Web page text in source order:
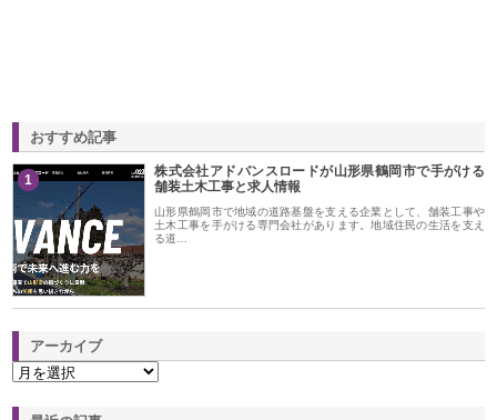
おすすめ記事
1
株式会社アドバンスロードが山形県鶴岡市で手がける
舗装土木工事と求人情報
山形県鶴岡市で地域の道路基盤を支える企業として、舗装工事や
土木工事を手がける専門会社があります。地域住民の生活を支え
る道…
アーカイブ